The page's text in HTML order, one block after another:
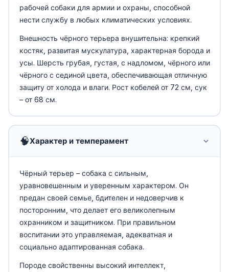
рабочей собаки для армии и охраны, способной
нести службу в любых климатических условиях.
Внешность чёрного терьера внушительна: крепкий
костяк, развитая мускулатура, характерная борода и
усы. Шерсть грубая, густая, с надломом, чёрного или
чёрного с сединой цвета, обеспечивающая отличную
защиту от холода и влаги. Рост кобелей от 72 см, сук
– от 68 см.
🧠Характер и темперамент
Чёрный терьер – собака с сильным,
уравновешенным и уверенным характером. Он
предан своей семье, бдителен и недоверчив к
посторонним, что делает его великолепным
охранником и защитником. При правильном
воспитании это управляемая, адекватная и
социально адаптированная собака.
Породе свойственны высокий интеллект,